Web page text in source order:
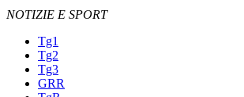
NOTIZIE E SPORT
Tg1
Tg2
Tg3
GRR